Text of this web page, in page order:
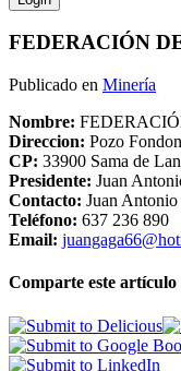
FEDERACIÓN
Publicado en Minería
Nombre:
Direccion: Pozo
CP: 33900 Sama de
Presidente: Juan
Contacto: Juan
Teléfono: 637 236 890
Email:
Comparte este artículo